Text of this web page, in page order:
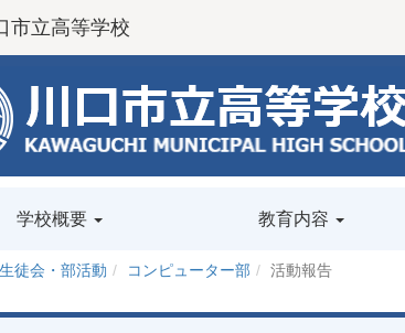
市立高等学校
学校概要 教育内容
生徒会・部活動 コンピューター部 活動報告